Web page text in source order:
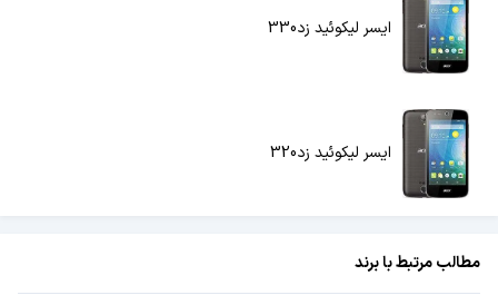
ایسر لیکوئید زد330
ایسر لیکوئید زد320
مطالب مرتبط با برند